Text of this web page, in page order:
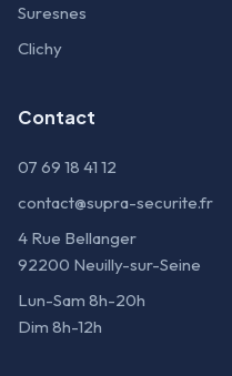
Suresnes
Clichy
Contact
07 69 18 41 12
contact@supra-securite.fr
4 Rue Bellanger
92200 Neuilly-sur-Seine
Lun-Sam 8h-20h
Dim 8h-12h